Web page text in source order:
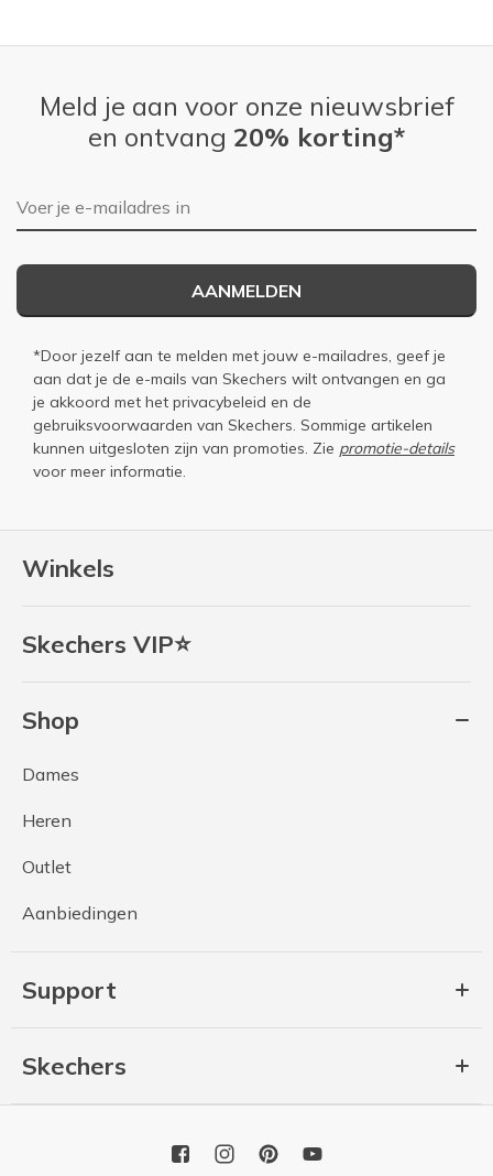
Winkels
Skechers VIP⭐
Shop
Dames
Heren
Outlet
Aanbiedingen
Support
Skechers
Meld je aan voor onze nieuwsbrief
en ontvang 20% korting*
E-mailadres
AANMELDEN
*Door jezelf aan te melden met jouw e-mailadres, geef je
aan dat je de e-mails van Skechers wilt ontvangen en ga
je akkoord met het privacybeleid en de
gebruiksvoorwaarden van Skechers. Sommige artikelen
kunnen uitgesloten zijn van promoties. Zie promotie-details
voor meer informatie.